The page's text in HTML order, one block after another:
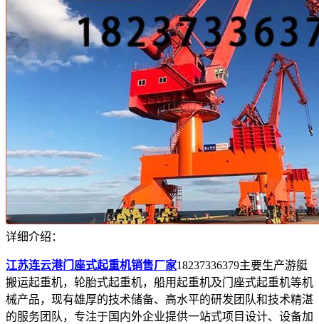
详细介绍：
江苏连云港门座式起重机销售厂家18237336379主要生产游艇
搬运起重机，轮胎式起重机，船用起重机及门座式起重机等机
械产品，现有雄厚的技术储备、高水平的研发团队和技术精湛
的服务团队，专注于国内外企业提供一站式项目设计、设备加